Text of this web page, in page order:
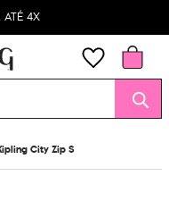
ATÉ 4X
City Zip S